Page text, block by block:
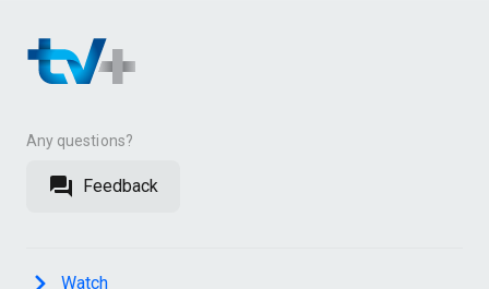
Any questions?
Feedback
Watch